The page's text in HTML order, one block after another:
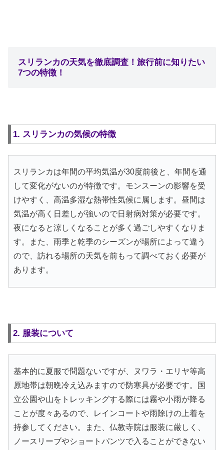
スリランカの天気を徹底調査！旅行前に知りたい
7つの特徴！
1. スリランカの気候の特徴
スリランカは年間の平均気温が30度前後と、年間を通
して変化がないのが特徴です。モンスーンの影響を受
けやすく、高温多湿な熱帯性気候に属します。昼間は
気温が高く日差しが強いので日射病対策が必要です。
夜になると涼しくなることが多く過ごしやすくなりま
す。また、雨季と乾季のシーズンが場所によって違う
ので、訪れる場所の天気を前もって調べておく必要が
あります。
2. 服装について
基本的に夏服で問題ないですが、ヌワラ・エリヤ等高
原地帯は朝晩冷え込みますので防寒具が必要です。国
立公園や山をトレッキングする際には霧や小雨が降る
ことが度々あるので、レインコートや雨除けの上着を
持参してください。また、仏教寺院は服装に厳しく、
ノースリーブやショートパンツで入ることができない